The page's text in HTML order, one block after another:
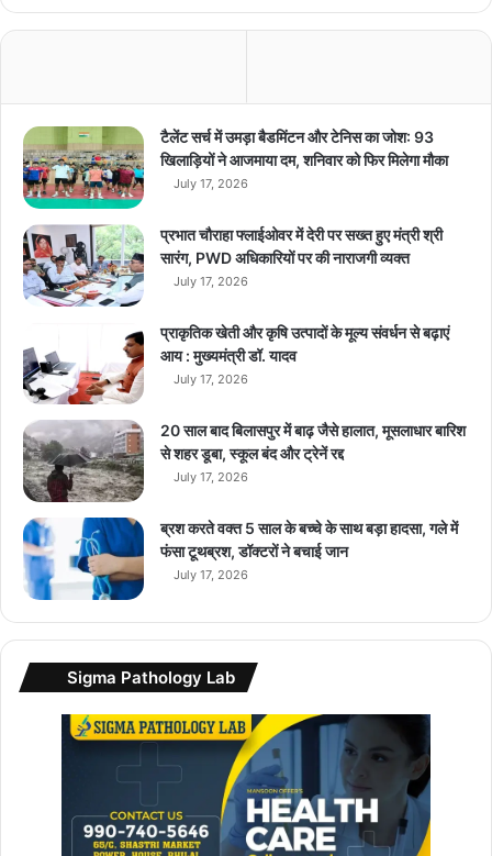
त
ट्स
प
अ
का
ट
का
4
7
क
ड़
यू
ज
र्स
डा
टा
चो
री
टैलेंट सर्च में उमड़ा बैडमिंटन और टेनिस का जोश: 93
खिलाड़ियों ने आजमाया दम, शनिवार को फिर मिलेगा मौका
July 17, 2026
प्रभात चौराहा फ्लाईओवर में देरी पर सख्त हुए मंत्री श्री
सारंग, PWD अधिकारियों पर की नाराजगी व्यक्त
July 17, 2026
प्राकृतिक खेती और कृषि उत्पादों के मूल्य संवर्धन से बढ़ाएं
आय : मुख्यमंत्री डॉ. यादव
July 17, 2026
20 साल बाद बिलासपुर में बाढ़ जैसे हालात, मूसलाधार बारिश
से शहर डूबा, स्कूल बंद और ट्रेनें रद्द
July 17, 2026
ब्रश करते वक्त 5 साल के बच्चे के साथ बड़ा हादसा, गले में
फंसा टूथब्रश, डॉक्टरों ने बचाई जान
July 17, 2026
Sigma Pathology Lab